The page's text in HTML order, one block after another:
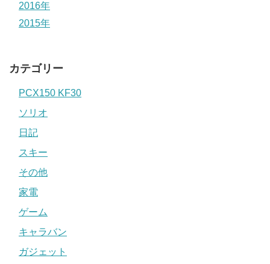
2016年
2015年
カテゴリー
PCX150 KF30
ソリオ
日記
スキー
その他
家電
ゲーム
キャラバン
ガジェット